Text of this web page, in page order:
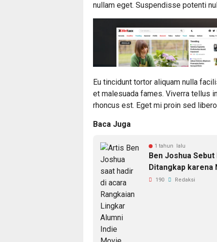
nullam eget. Suspendisse potenti
Eu tincidunt tortor aliquam nulla
et malesuada fames. Viverra tellus
rhoncus est. Eget mi proin sed
Baca Juga
1 tahun lalu
Ben Joshua
Ditangkap karena
190 Redaksi